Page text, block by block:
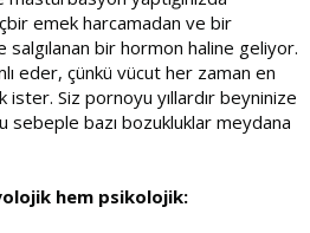
emek harcamadan ve bir
salgılanan bir hormon haline geliyor.
eder, çünkü vücut her zaman en
ister. Siz pornoyu yıllardır beyninize
sebeple bazı bozukluklar meydana
hem psikolojik: